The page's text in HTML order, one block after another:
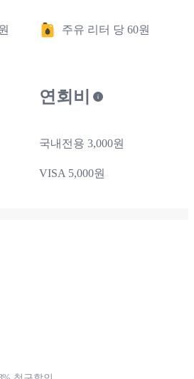
주유 리터 당 60원
연회비
국내전용 3,000원
VISA 5,000원